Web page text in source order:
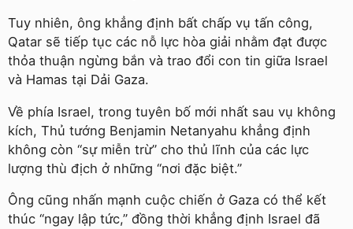
Tuy nhiên, ông khẳng định bất chấp vụ tấn công,
Qatar sẽ tiếp tục các nỗ lực hòa giải nhằm đạt được
thỏa thuận ngừng bắn và trao đổi con tin giữa Israel
và Hamas tại Dải Gaza.
Về phía Israel, trong tuyên bố mới nhất sau vụ không
kích, Thủ tướng Benjamin Netanyahu khẳng định
không còn “sự miễn trừ” cho thủ lĩnh của các lực
lượng thù địch ở những “nơi đặc biệt.”
Ông cũng nhấn mạnh cuộc chiến ở Gaza có thể kết
thúc “ngay lập tức,” đồng thời khẳng định Israel đã